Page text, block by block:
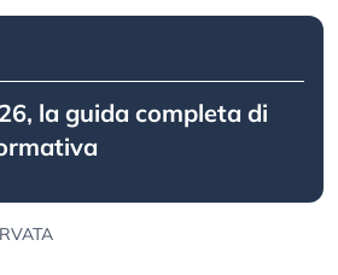
la guida completa di